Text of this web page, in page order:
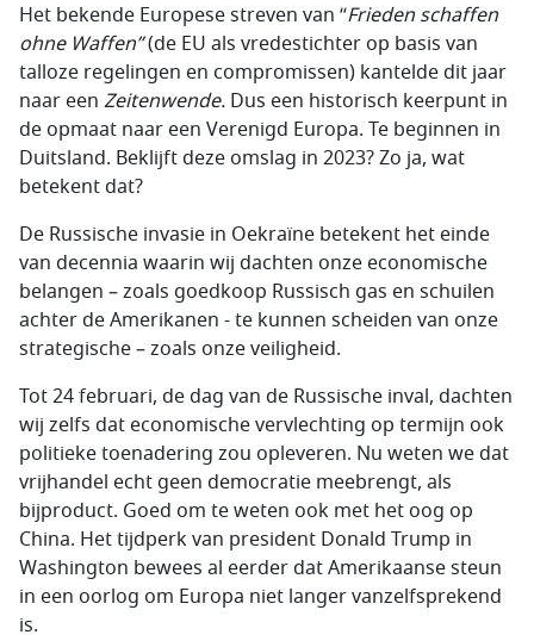
Het bekende Europese streven van “Frieden schaffen
ohne Waffen”(de EU als vredestichter op basis van
talloze regelingen en compromissen) kantelde dit jaar
naar een Zeitenwende. Dus een historisch keerpunt in
de opmaat naar een Verenigd Europa. Te beginnen in
Duitsland. Beklijft deze omslag in 2023? Zo ja, wat
betekent dat?
De Russische invasie in Oekraïne betekent het einde
van decennia waarin wij dachten onze economische
belangen – zoals goedkoop Russisch gas en schuilen
achter de Amerikanen - te kunnen scheiden van onze
strategische – zoals onze veiligheid.
Tot 24 februari, de dag van de Russische inval, dachten
wij zelfs dat economische vervlechting op termijn ook
politieke toenadering zou opleveren. Nu weten we dat
vrijhandel echt geen democratie meebrengt, als
bijproduct. Goed om te weten ook met het oog op
China. Het tijdperk van president Donald Trump in
Washington bewees al eerder dat Amerikaanse steun
in een oorlog om Europa niet langer vanzelfsprekend
is.